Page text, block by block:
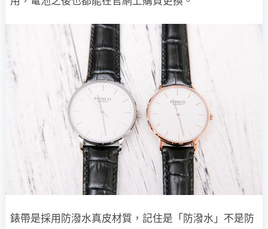
錶帶是採用防潑水真皮材質，記住是「防潑水」不是防